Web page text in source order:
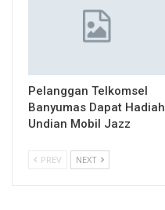
Pelanggan Telkomsel
Banyumas Dapat Hadiah
Undian Mobil Jazz
PREV NEXT